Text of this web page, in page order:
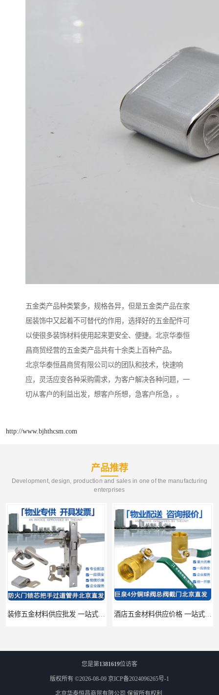
五金类产品种类繁多，规格各异，但是五金类产品在家
居装饰中又起着不可替代的作用，选择好的五金配件可
以使很多装饰材料使用起来更安全、便捷。北京华泰恒
昌商贸经营的五金类产品共有十余类上百种产品。
北京华泰恒昌商贸有限公司以的团队和技术，快速响
应，灵活应变各种采购需求，为客户解决各种问题，一
切从客户的利益出发，想客户所想，急客户所急，。
http://www.bjhthcsm.com
产品推荐
Development, design, production and sales in one of the manufacturing
enterprises
您是第1381619位访客
版权所有 ©2026-08-09 京ICP备2024096265号-1
北京华泰恒昌商贸有限公司 保留所有权利.